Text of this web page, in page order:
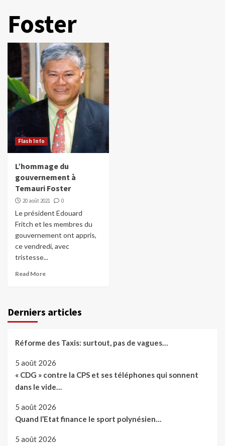
Foster
Flash Info
L’hommage du
gouvernement à
Temauri Foster
20 août 2021 0
Le président Edouard
Fritch et les membres du
gouvernement ont appris,
ce vendredi, avec
tristesse...
Read More
Derniers articles
Réforme des Taxis: surtout, pas de vagues…
5 août 2026
« CDG » contre la CPS et ses téléphones qui sonnent
dans le vide…
5 août 2026
Quand l’Etat finance le sport polynésien…
5 août 2026